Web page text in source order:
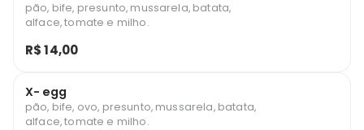
pão, bife, presunto, mussarela, batata,
alface, tomate e milho.
R$ 14,00
X- egg
pão, bife, ovo, presunto, mussarela, batata,
alface, tomate e milho.